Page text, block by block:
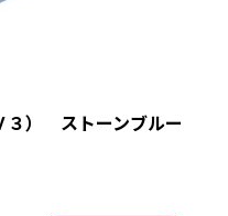
３） ストーンブルー